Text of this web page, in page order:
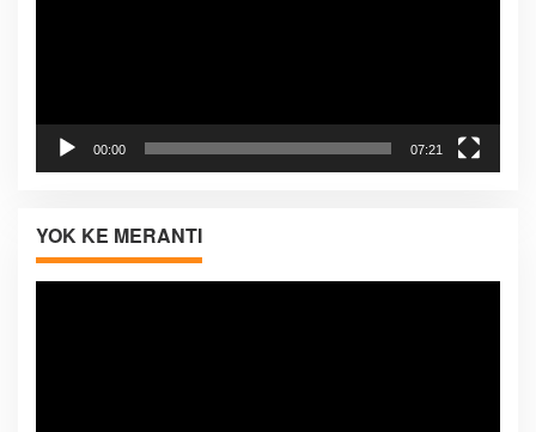
00:00 07:21
YOK KE MERANTI